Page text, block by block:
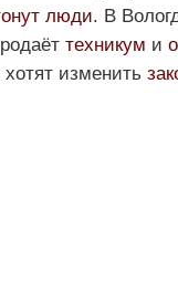
люди. В
техникум и
изменить